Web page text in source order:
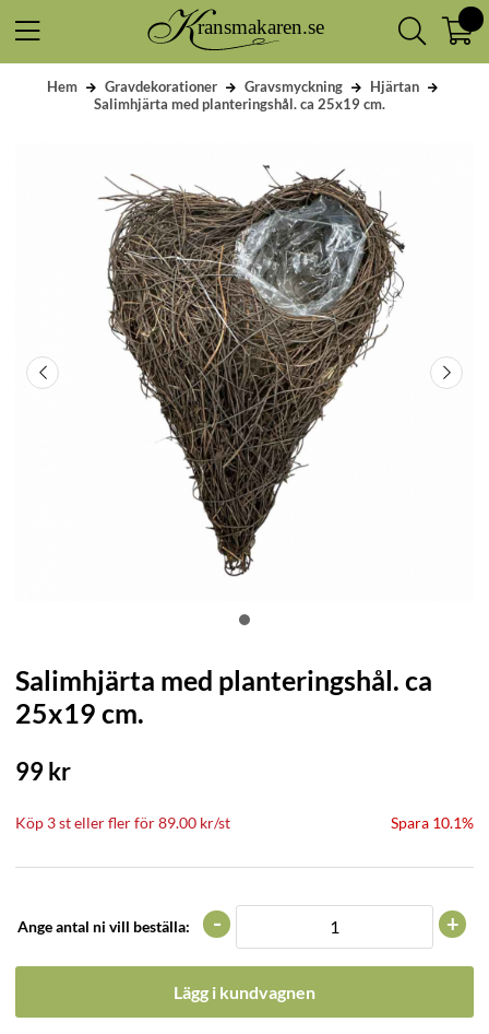
Hem Gravdekorationer Gravsmyckning
Hjärtan
Salimhjärta med planteringshål. ca 25x19 cm.
Salimhjärta med planteringshål. ca
25x19 cm.
99kr
Köp 3 steller fler för89.00 kr/st Spara 10.1%
Ange antal ni vill beställa: +
-
Lägg i kundvagnen